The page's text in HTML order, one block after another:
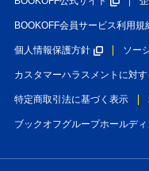
BOOKOFF会員サービス利用規
個人情報保護方針 ソー
カスタマーハラスメントに対
特定商取引法に基づく表示
ブックオフグループホールデ